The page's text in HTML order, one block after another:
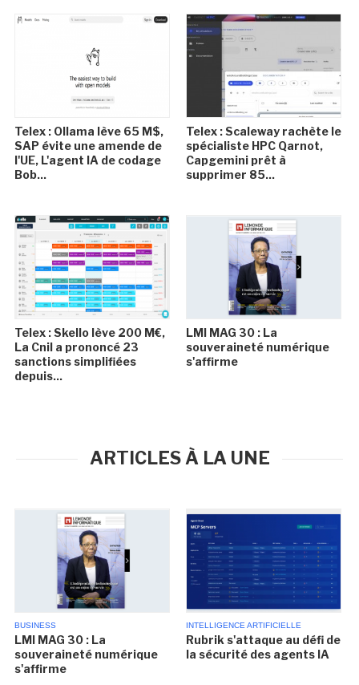
Telex : Ollama lève 65 M$,
SAP évite une amende de
l'UE, L'agent IA de codage
Bob...
Telex : Scaleway rachète le
spécialiste HPC Qarnot,
Capgemini prêt à
supprimer 85...
Telex : Skello lève 200 M€,
La Cnil a prononcé 23
sanctions simplifiées
depuis...
LMI MAG 30 : La
souveraineté numérique
s'affirme
ARTICLES À LA UNE
BUSINESS
LMI MAG 30 : La
souveraineté numérique
s'affirme
INTELLIGENCE ARTIFICIELLE
Rubrik s'attaque au défi de
la sécurité des agents IA